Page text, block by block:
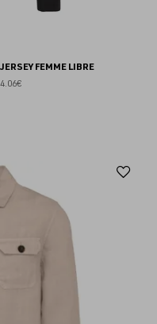
FEMME LIBRE